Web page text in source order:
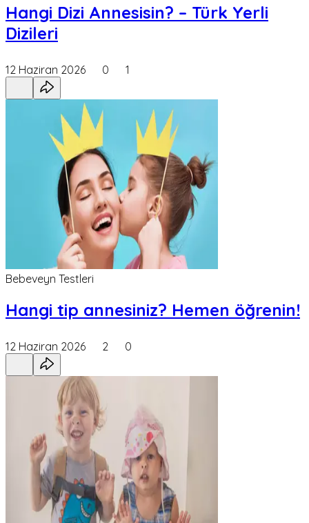
Hangi Dizi Annesisin? – Türk Yerli
Dizileri
12 Haziran 2026 0 1
Bebeveyn Testleri
Hangi tip annesiniz? Hemen öğrenin!
12 Haziran 2026 2 0